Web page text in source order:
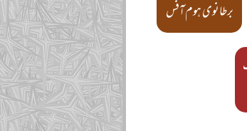
برطانوی ہوم آفس